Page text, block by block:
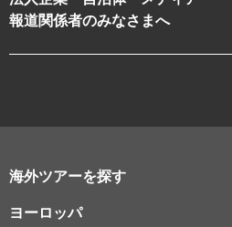
報道関係者のみなさまへ
海外ツアーを探す
ヨーロッパ